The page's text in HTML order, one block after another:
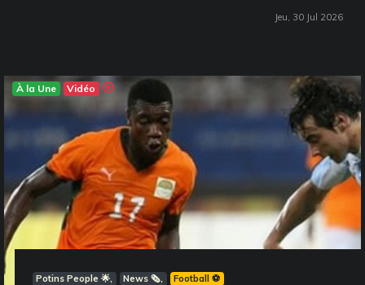
Jeu, 30 Jul 2026
À la Une Vidéo
Potins People 🌟 News 🗞️ Football ⚽️